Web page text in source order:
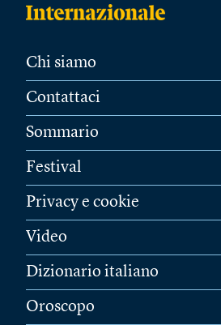
Chi siamo
Contattaci
Sommario
Festival
Privacy e cookie
Video
Dizionario italiano
Oroscopo